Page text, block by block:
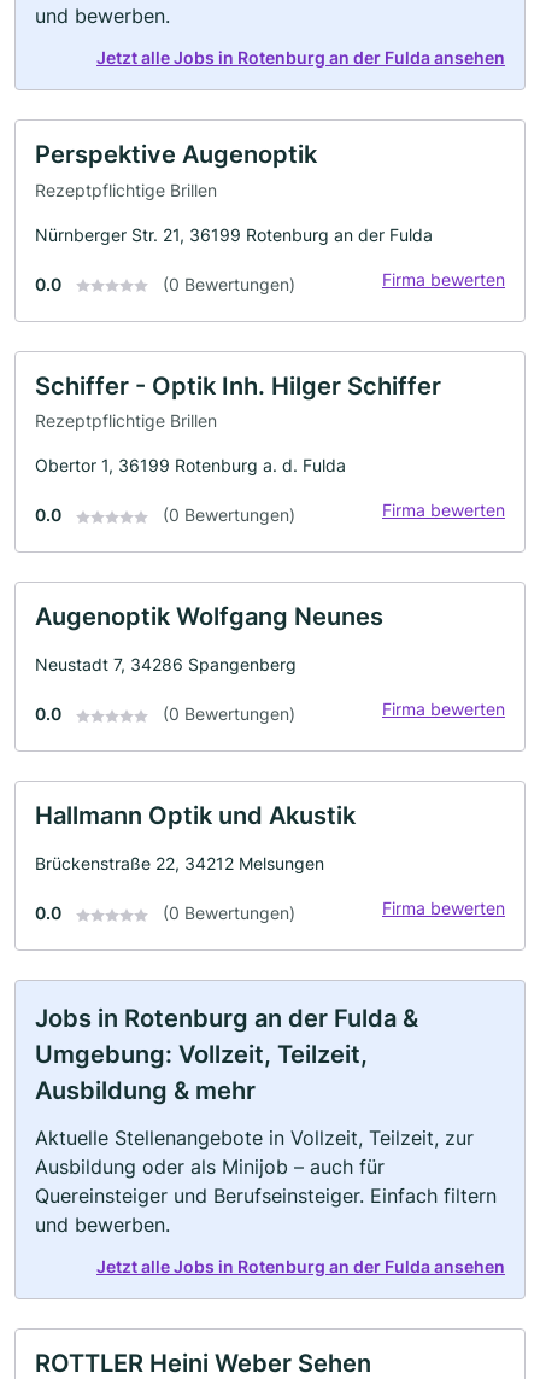
und bewerben.
Jetzt alle Jobs in Rotenburg an der Fulda ansehen
Perspektive Augenoptik
Rezeptpflichtige Brillen
Nürnberger Str. 21, 36199 Rotenburg an der Fulda
0.0 (0 Bewertungen) Firma bewerten
Schiffer - Optik Inh. Hilger Schiffer
Rezeptpflichtige Brillen
Obertor 1, 36199 Rotenburg a. d. Fulda
0.0 (0 Bewertungen) Firma bewerten
Augenoptik Wolfgang Neunes
Neustadt 7, 34286 Spangenberg
0.0 (0 Bewertungen) Firma bewerten
Hallmann Optik und Akustik
Brückenstraße 22, 34212 Melsungen
0.0 (0 Bewertungen) Firma bewerten
Jobs in Rotenburg an der Fulda &
Umgebung: Vollzeit, Teilzeit,
Ausbildung & mehr
Aktuelle Stellenangebote in Vollzeit, Teilzeit, zur
Ausbildung oder als Minijob – auch für
Quereinsteiger und Berufseinsteiger. Einfach filtern
und bewerben.
Jetzt alle Jobs in Rotenburg an der Fulda ansehen
ROTTLER Heini Weber Sehen